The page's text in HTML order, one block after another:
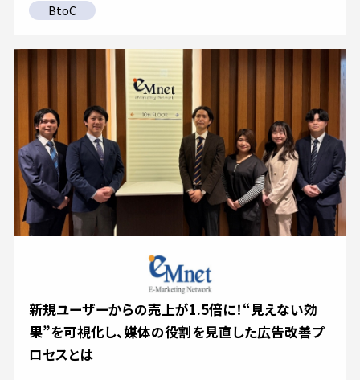
BtoC
新規ユーザーからの売上が1.5倍に！“見えない効
果”を可視化し、媒体の役割を見直した広告改善プ
ロセスとは